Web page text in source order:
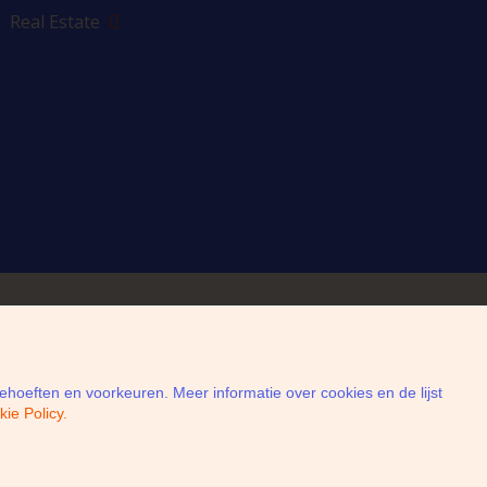
Real Estate
en voorkeuren. Meer informatie over cookies en de lijst
Policy.